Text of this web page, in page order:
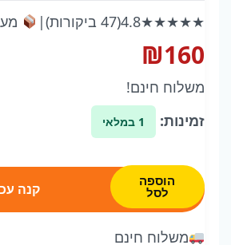
★★★★★
4.8(47 ביקורות) | מעל
₪160
משלוח חינם!
זמינות:
1 במלאי
כמות
של
הוספה
לסל קנה
משלוח חינם